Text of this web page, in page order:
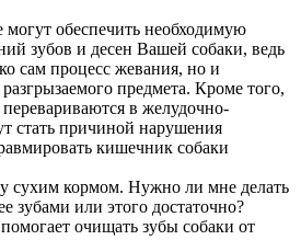
обеспечить необходимую
зубов и десен Вашей собаки, ведь
сам процесс жевания, но и
предмета. Кроме того,
в желудочно-
стать причиной нарушения
кишечник собаки
сухим кормом. Нужно ли мне делать
зубами или этого достаточно?
очищать зубы собаки от